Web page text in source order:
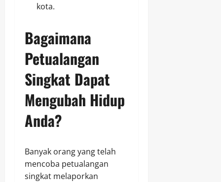
kota.
Bagaimana
Petualangan
Singkat Dapat
Mengubah Hidup
Anda?
Banyak orang yang telah
mencoba petualangan
singkat melaporkan